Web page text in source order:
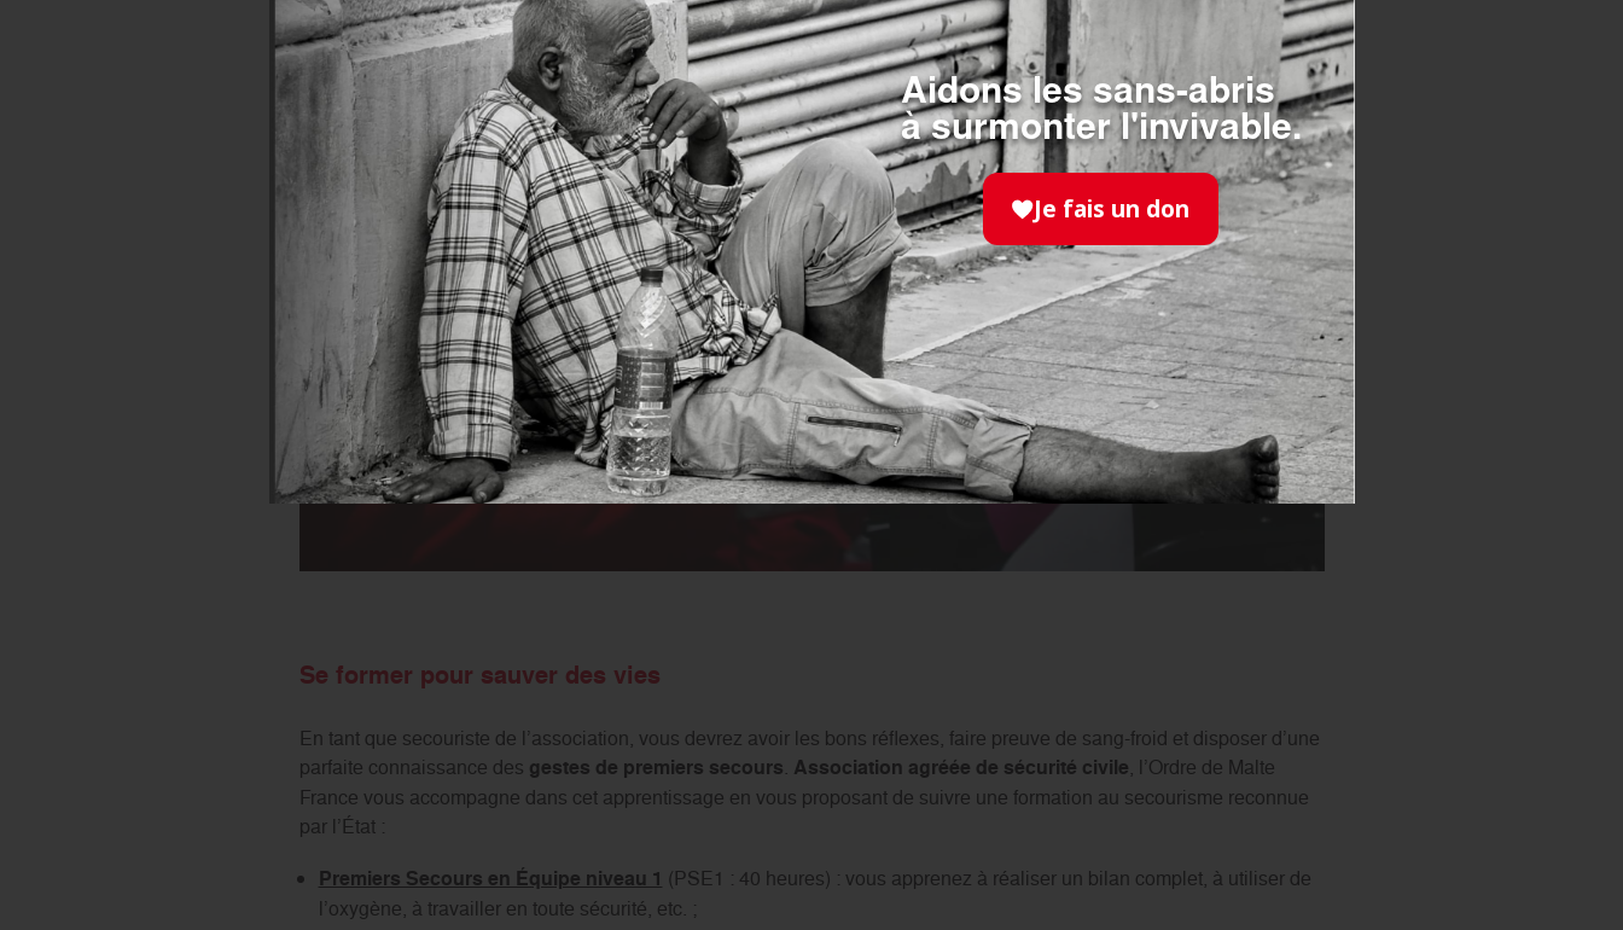
Se former pour sauver des vies
En tant que secouriste de l’association, vous devrez avoir les bons réflexes, faire preuve de sang-froid et disposer d’une
parfaite connaissance des gestes de premiers secours. Association agréée de sécurité civile, l’Ordre de Malte
France vous accompagne dans cet apprentissage en vous proposant de suivre une formation au secourisme reconnue
par l’État :
Premiers Secours en Équipe niveau 1 (PSE1 : 40 heures) : vous apprenez à réaliser un bilan complet, à utiliser de
l’oxygène, à travailler en toute sécurité, etc. ;
Aidons les sans-abris
à surmonter l'invivable.
Je fais un don